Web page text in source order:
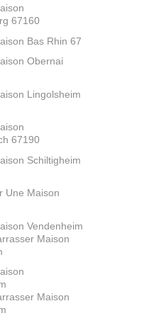
67160
Bas Rhin 67
Obernai
Lingolsheim
67190
Schiltigheim
Une Maison
Vendenheim
Maison
Maison